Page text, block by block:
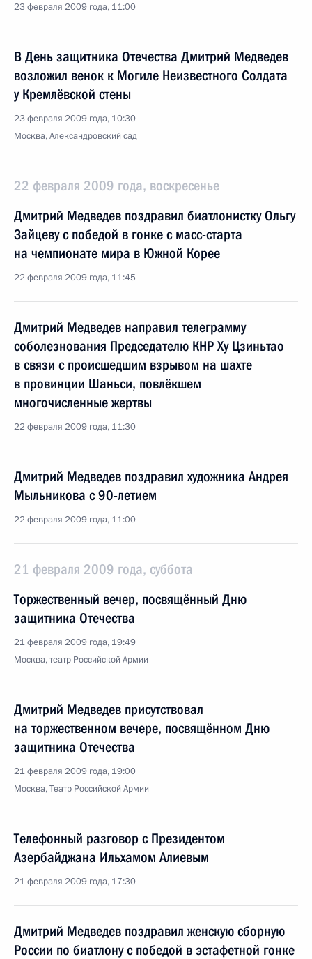
23 февраля 2009 года, 11:00
В День защитника Отечества Дмитрий Медведев
возложил венок к Могиле Неизвестного Солдата
у Кремлёвской стены
23 февраля 2009 года, 10:30
Москва, Александровский сад
22 февраля 2009 года, воскресенье
Дмитрий Медведев поздравил биатлонистку Ольгу
Зайцеву с победой в гонке с масс-старта
на чемпионате мира в Южной Корее
22 февраля 2009 года, 11:45
Дмитрий Медведев направил телеграмму
соболезнования Председателю КНР Ху Цзиньтао
в связи с происшедшим взрывом на шахте
в провинции Шаньси, повлёкшем
многочисленные жертвы
22 февраля 2009 года, 11:30
Дмитрий Медведев поздравил художника Андрея
Мыльникова с 90-летием
22 февраля 2009 года, 11:00
21 февраля 2009 года, суббота
Торжественный вечер, посвящённый Дню
защитника Отечества
21 февраля 2009 года, 19:49
Москва, театр Российской Армии
Дмитрий Медведев присутствовал
на торжественном вечере, посвящённом Дню
защитника Отечества
21 февраля 2009 года, 19:00
Москва, Театр Российской Армии
Телефонный разговор с Президентом
Азербайджана Ильхамом Алиевым
21 февраля 2009 года, 17:30
Дмитрий Медведев поздравил женскую сборную
России по биатлону с победой в эстафетной гонке